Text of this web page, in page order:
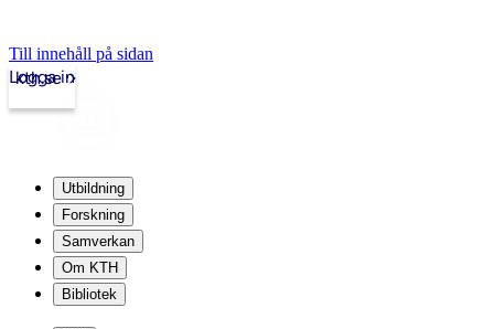
Till innehåll på sidan
kth.se
Logga in
Utbildning
Forskning
Samverkan
Om KTH
Bibliotek